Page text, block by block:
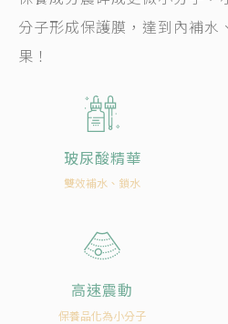
分子形成保護膜，達到內補水
果！
玻尿酸精華
雙效補水、鎖水
高速震動
保養品化為小分子